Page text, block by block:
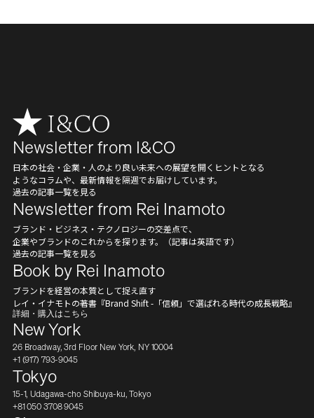
Newsletter from I&CO
日本の社会・企業・人のより良い未来への展望を開くヒントとなる
ようなコラムや、最新情報を隔週でお届けしています。
過去の記事一覧を見る
Newsletter from Rei Inamoto
ブランド・ビジネス・テクノロジーの交差点で、
企業やブランドのこれからを探ります。（記事は英語です）
過去の記事一覧を見る
Book by Rei Inamoto
ブランドを経営の本質として捉え直す
レイ・イナモトの著書『Brand Shift -「信頼」で選ばれる時代の成長戦略』
詳細・購入はこちら
New York
26 Broadway, 3rd Floor New York, NY 10004
+1 (917) 793-9045
Tokyo
15-1, Udagawa-cho Shibuya-ku, Tokyo
+81 050 3708 9045